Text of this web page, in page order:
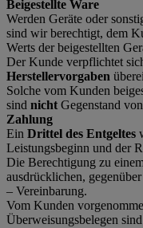
Beigestellte Ware
Werden Geräte oder
sind wir berechtigt, dem
Werts der beigestellten
Der Kunde verpflichtet
Herstellervorgaben
Solche vom Kunden
sind nicht Gegenstand von
Zahlung
Ein Drittel des Entgeltes
Leistungsbeginn und der
Die Berechtigung zu
ausdrücklichen,
– Vereinbarung.
Vom Kunden
Überweisungsbelegen